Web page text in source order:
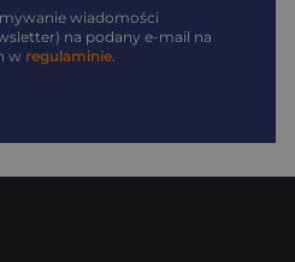
wiadomości
na podany e-mail na
w regulaminie